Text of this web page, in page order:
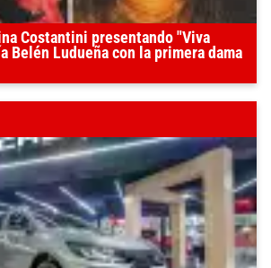
Costantini presentando "Viva
Belén Ludueña con la primera dama